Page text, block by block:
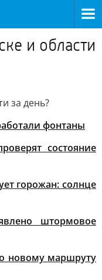
и области
за день?
фонтаны
состояние
горожан: солнце
штормовое
новому маршруту